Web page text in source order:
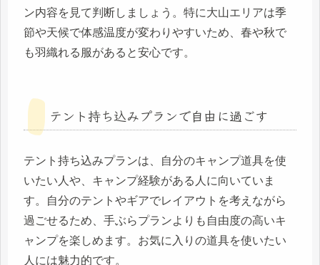
ン内容を見て判断しましょう。特に大山エリアは季
節や天候で体感温度が変わりやすいため、春や秋で
も羽織れる服があると安心です。
テント持ち込みプランで自由に過ごす
テント持ち込みプランは、自分のキャンプ道具を使
いたい人や、キャンプ経験がある人に向いていま
す。自分のテントやギアでレイアウトを考えながら
過ごせるため、手ぶらプランよりも自由度の高いキ
ャンプを楽しめます。お気に入りの道具を使いたい
人には魅力的です。